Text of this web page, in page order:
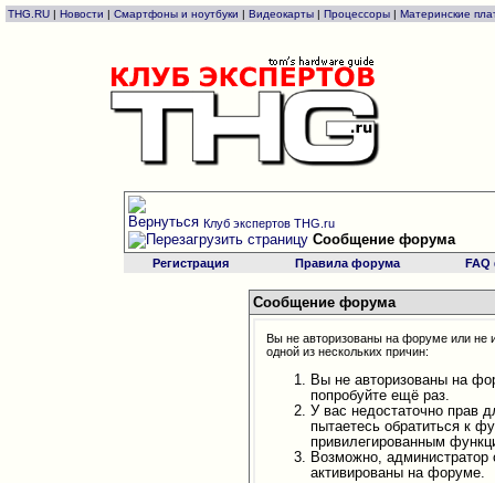
THG.RU | Новости | Смартфоны и ноутбуки | Видеокарты | Процессоры | Материнские
Клуб экспертов THG.ru
Сообщение форума
Регистрация Правила форума
Сообщение форума
Вы не авторизованы на форуме или не
одной из нескольких причин:
Вы не авторизованы на
попробуйте ещё раз.
У вас недостаточно прав
пытаетесь обратиться к
привилегированным
Возможно,
активированы на форуме.